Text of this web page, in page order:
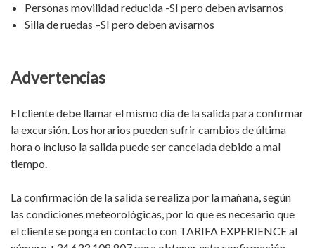
Personas movilidad reducida -SI pero deben avisarnos
Silla de ruedas –SI pero deben avisarnos
Advertencias
El cliente debe llamar el mismo día de la salida para confirmar
la excursión. Los horarios pueden sufrir cambios de última
hora o incluso la salida puede ser cancelada debido a mal
tiempo.
La confirmación de la salida se realiza por la mañana, según
las condiciones meteorológicas, por lo que es necesario que
el cliente se ponga en contacto con TARIFA EXPERIENCE al